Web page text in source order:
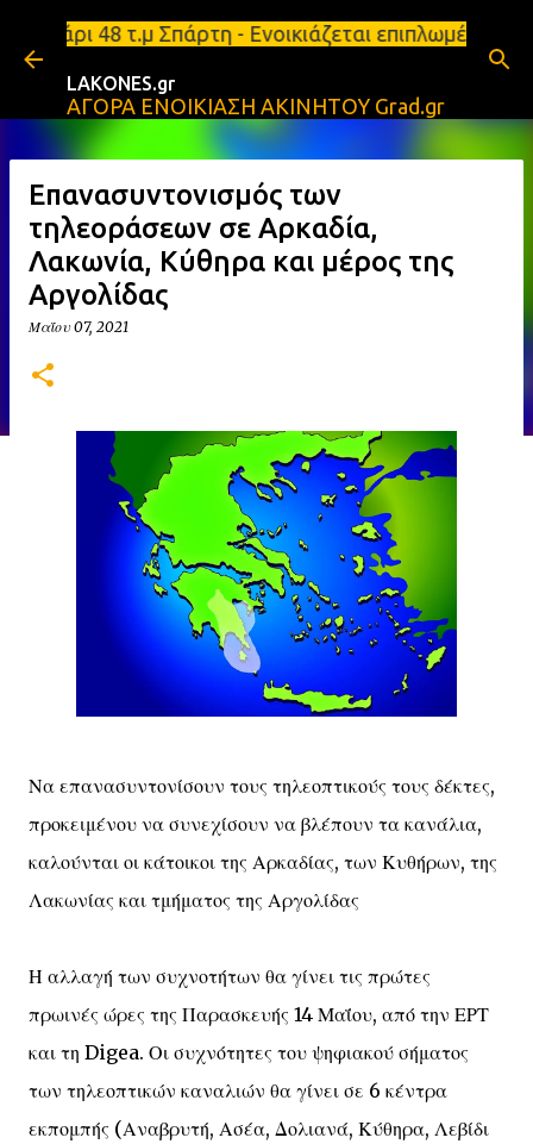
Μετάβαση στο κύριο περιεχόμενο
Σπάρτη - Ενοικιάζεται επιπλωμένο
LAKONES.gr
ΑΓΟΡΑ ΕΝΟΙΚΙΑΣΗ ΑΚΙΝΗΤΟΥ Grad.gr
Επανασυντονισμός των
τηλεοράσεων σε Αρκαδία,
Λακωνία, Κύθηρα και μέρος της
Αργολίδας
Μαΐου 07, 2021
Να επανασυντονίσουν τους τηλεοπτικούς τους δέκτες,
προκειμένου να συνεχίσουν να βλέπουν τα κανάλια,
καλούνται οι κάτοικοι της Αρκαδίας, των Κυθήρων, της
Λακωνίας και τμήματος της Αργολίδας
Η αλλαγή των συχνοτήτων θα γίνει τις πρώτες
πρωινές ώρες της Παρασκευής 14 Μαΐου, από την ΕΡΤ
και τη Digea. Οι συχνότητες του ψηφιακού σήματος
των τηλεοπτικών καναλιών θα γίνει σε 6 κέντρα
εκπομπής (Αναβρυτή, Ασέα, Δολιανά, Κύθηρα, Λεβίδι